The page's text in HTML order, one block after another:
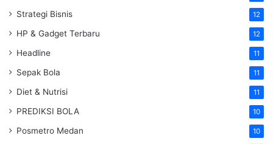
Strategi Bisnis 12
HP & Gadget Terbaru 12
Headline 11
Sepak Bola 11
Diet & Nutrisi 11
PREDIKSI BOLA 10
Posmetro Medan 10